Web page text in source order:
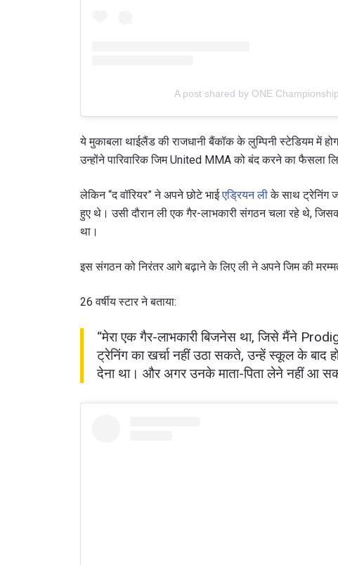
A post shared by ONE
ये मुकाबला थाईलैंड की राजधानी बैंकॉक के लुम्पिनी स्टेडियम में
उन्होंने पारिवारिक जिम United MMA को बंद करने का फैसला
लेकिन “द वॉरियर” ने अपने छोटे भाईएड्रियन लीके साथ ट्रेनिंग
हुए थे। उसी दौरान ली एक गैर-लाभकारी संगठन चला रहे थे,
था।
इस संगठन को निरंतर आगे बढ़ाने के लिए ली ने अपने जिम की
26 वर्षीय स्टार ने बताया:
“मेरा एक गैर-लाभकारी बिजनेस था, जिसे मैंने
ट्रेनिंग का खर्चा नहीं उठा सकते, उन्हें स्कूल के बाद
देना था। और अगर उनके माता-पिता लेने नहीं आ